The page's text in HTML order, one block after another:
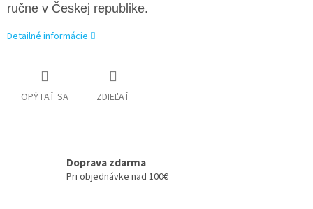
ručne v Českej republike.
Detailné informácie
OPÝTAŤ SA ZDIEĽAŤ
Doprava zdarma
Pri objednávke nad 100€